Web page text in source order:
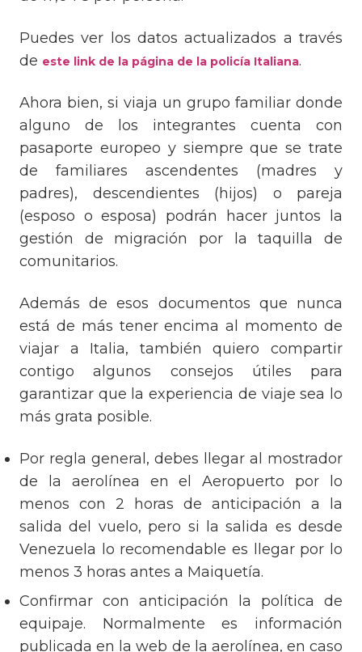
Puedes ver los datos actualizados a través
de este link de la página de la policía Italiana.
Ahora bien, si viaja un grupo familiar donde
alguno de los integrantes cuenta con
pasaporte europeo y siempre que se trate
de familiares ascendentes (madres y
padres), descendientes (hijos) o pareja
(esposo o esposa) podrán hacer juntos la
gestión de migración por la taquilla de
comunitarios.
Además de esos documentos que nunca
está de más tener encima al momento de
viajar a Italia, también quiero compartir
contigo algunos consejos útiles para
garantizar que la experiencia de viaje sea lo
más grata posible.
Por regla general, debes llegar al mostrador
de la aerolínea en el Aeropuerto por lo
menos con 2 horas de anticipación a la
salida del vuelo, pero si la salida es desde
Venezuela lo recomendable es llegar por lo
menos 3 horas antes a Maiquetía.
Confirmar con anticipación la política de
equipaje. Normalmente es información
publicada en la web de la aerolínea, en caso